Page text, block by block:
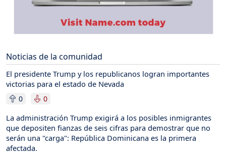
Noticias de la comunidad
El presidente Trump y los republicanos logran importantes
victorias para el estado de Nevada
0 0
La administración Trump exigirá a los posibles inmigrantes
que depositen fianzas de seis cifras para demostrar que no
serán una "carga": República Dominicana es la primera
afectada.